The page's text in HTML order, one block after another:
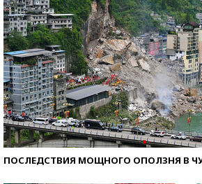
ПОСЛЕДСТВИЯ МОЩНОГО ОПОЛЗНЯ В